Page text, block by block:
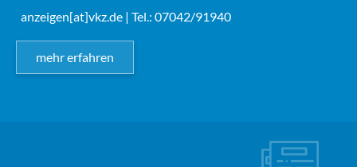
anzeigen[at]vkz.de | Tel.: 07042/91940
mehr erfahren